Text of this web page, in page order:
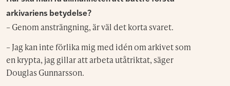
arkivariens betydelse?
– Genom ansträngning, är väl det korta svaret.
– Jag kan inte förlika mig med idén om arkivet som
en krypta, jag gillar att arbeta utåtriktat, säger
Douglas Gunnarsson.